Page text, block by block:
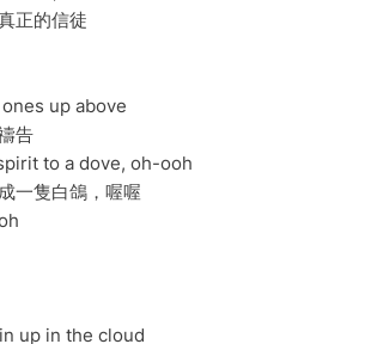
正的信徒
up above
告
to a dove, oh-ooh
一隻白鴿，喔喔
up in the cloud